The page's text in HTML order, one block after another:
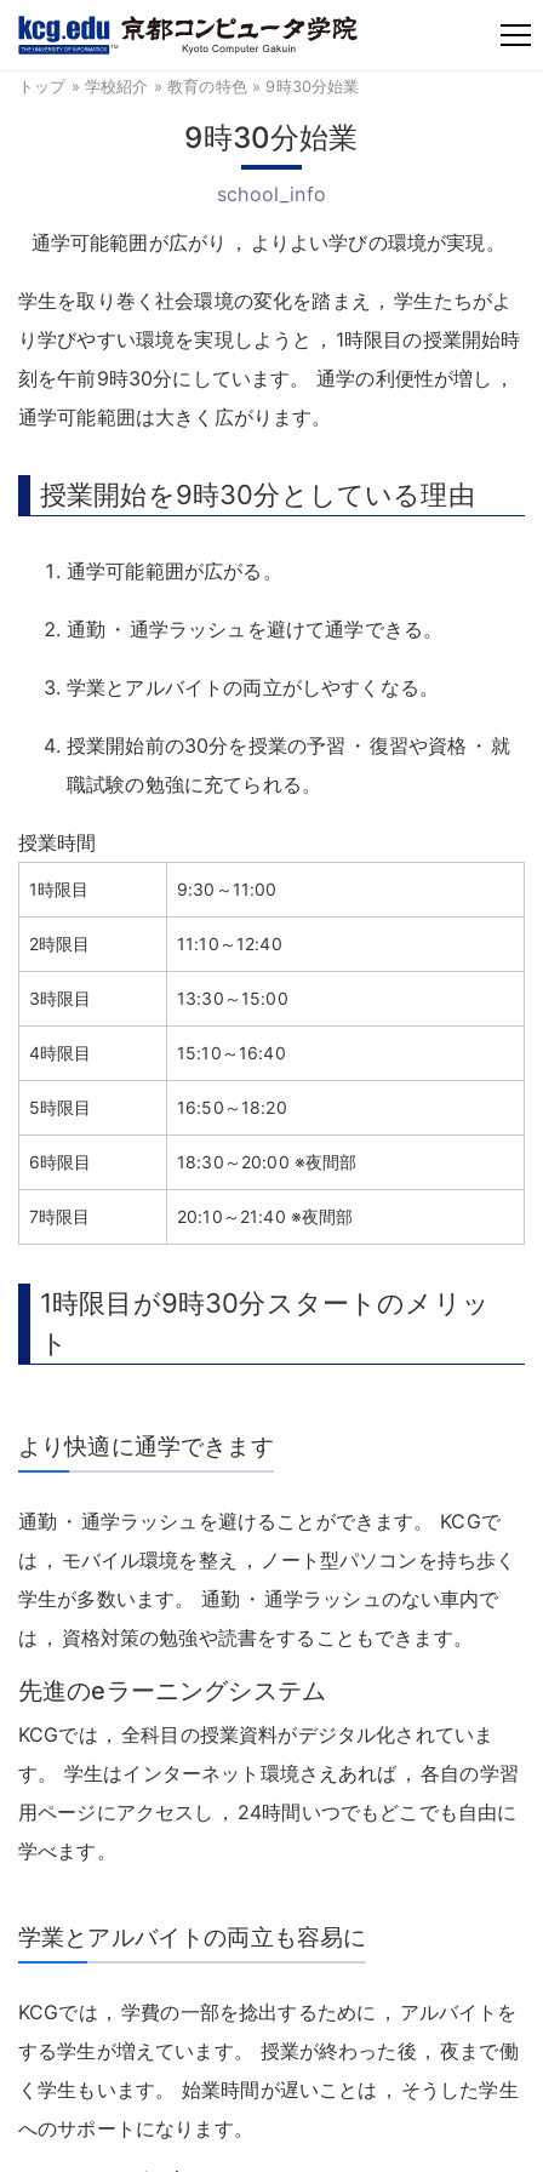
TM
トップ» 学校紹介 »教育の特色» 9時30分始業
9時30分始業
school_info
通学可能範囲が広がり
， よりよい学びの環境が実現。
学生を取り巻く社会環境の変化を踏まえ ， 学生たちがよ
り学びやすい環境を実現しようと ， 1時限目の授業開始時
刻を午前9時30分にしています。 通学の利便性が増し ，
通学可能範囲は大きく広がります。
授業開始を9時30分としている理由
通学可能範囲が広がる 。
通勤 ・ 通学ラッシュを避けて通学できる 。
学業とアルバイトの両立がしやすくなる 。
授業開始前の30分を授業の予習 ・ 復習や資格 ・ 就
職試験の勉強に充てられる 。
授業時間
1時限目 9:30～11:00
2時限目 11:10～12:40
3時限目 13:30～15:00
4時限目 15:10～16:40
5時限目 16:50～18:20
6時限目 18:30～20:00 ※夜間部
7時限目 20:10～21:40 ※夜間部
1時限目が9時30分スタートのメリッ
ト
より快適に通学できます
通勤 ・ 通学ラッシュを避けることができます。
KCGで
は ， モバイル環境を整え ， ノート型パソコンを持ち歩く
学生が多数います。 通勤 ・ 通学ラッシュのない車内で
は ， 資格対策の勉強や読書をすることもできます。
先進のeラーニングシステム
KCGでは ， 全科目の授業資料がデジタル化されていま
す。 学生はインターネット環境さえあれば ， 各自の学習
用ページにアクセスし ， 24時間いつでもどこでも自由に
学べます。
学業とアルバイトの両立も容易に
KCGでは ， 学費の一部を捻出するために ， アルバイトを
する学生が増えています。 授業が終わった後 ， 夜まで働
く学生もいます。 始業時間が遅いことは ， そうした学生
へのサポートになります。